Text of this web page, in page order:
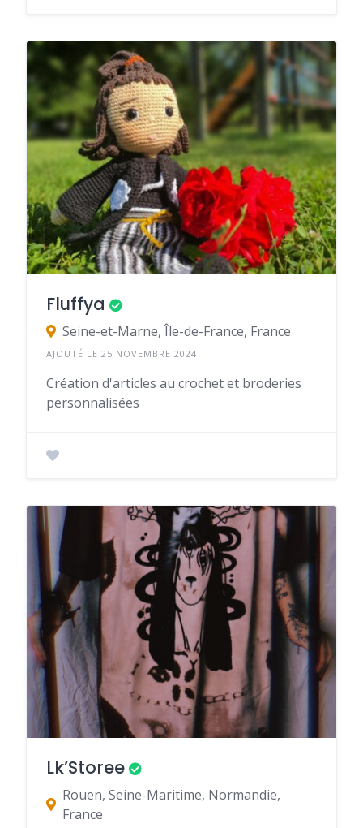
Fluffya
Seine-et-Marne, Île-de-France, France
AJOUTÉ LE 25 NOVEMBRE 2024
Création d'articles au crochet et broderies
personnalisées
Lk’Storee
Rouen, Seine-Maritime, Normandie,
France